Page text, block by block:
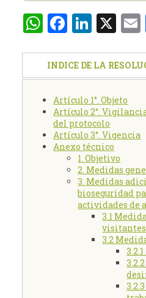
WhatsApp
X
INDICE DE LA
Artículo 1°. Objeto
Artículo 2°.
del protocolo
Artículo 3°. Vigencia
Anexo técnico
1. Objetivo
2. Medidas
3. Medidas
bioseguridad
actividades de
3.1
visitantes
3.2